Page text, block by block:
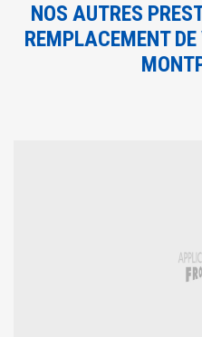
NOS AUTRES
REMPLACEMENT